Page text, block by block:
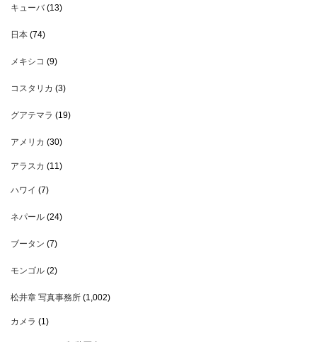
キューバ(13)
日本 (74)
メキシコ (9)
コスタリカ (3)
グアテマラ (19)
アメリカ (30)
アラスカ (11)
ハワイ (7)
ネパール (24)
ブータン (7)
モンゴル (2)
松井章 写真事務所 (1,002)
カメラ (1)